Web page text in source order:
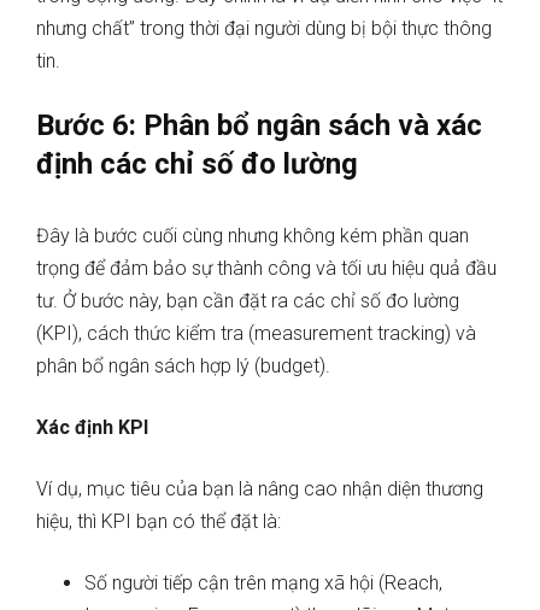
nhưng chất” trong thời đại người dùng bị bội thực thông
tin.
Bước 6: Phân bổ ngân sách và xác
định các chỉ số đo lường
Đây là bước cuối cùng nhưng không kém phần quan
trọng để đảm bảo sự thành công và tối ưu hiệu quả đầu
tư. Ở bước này, bạn cần đặt ra các chỉ số đo lường
(KPI), cách thức kiểm tra (measurement tracking) và
phân bổ ngân sách hợp lý (budget).
Xác định KPI
Ví dụ, mục tiêu của bạn là nâng cao nhận diện thương
hiệu, thì KPI bạn có thể đặt là:
Số người tiếp cận trên mạng xã hội (Reach,